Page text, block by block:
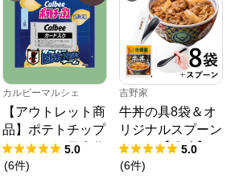
カルビーマルシェ
【アウトレット商
品】ポテトチップ
スサッカー日本代
表チーム2024（2
5.0
(6件)
吉野家
牛丼の具8袋＆オ
リジナルスプーン
セット【冷凍】
5.0
(6件)